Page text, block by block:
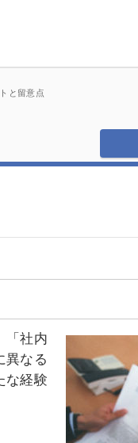
と留意点
「社内
異なる
な経験